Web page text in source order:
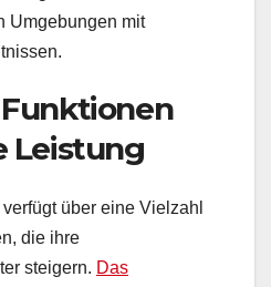
Umgebungen mit
Leistung
über eine Vielzahl
die ihre
steigern. Das